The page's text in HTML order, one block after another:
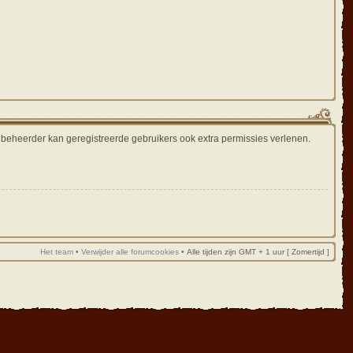
kan geregistreerde gebruikers ook extra permissies verlenen.
Het team • Verwijder alle forumcookies • Alle tijden zijn GMT + 1 uur [ Zomertijd ]